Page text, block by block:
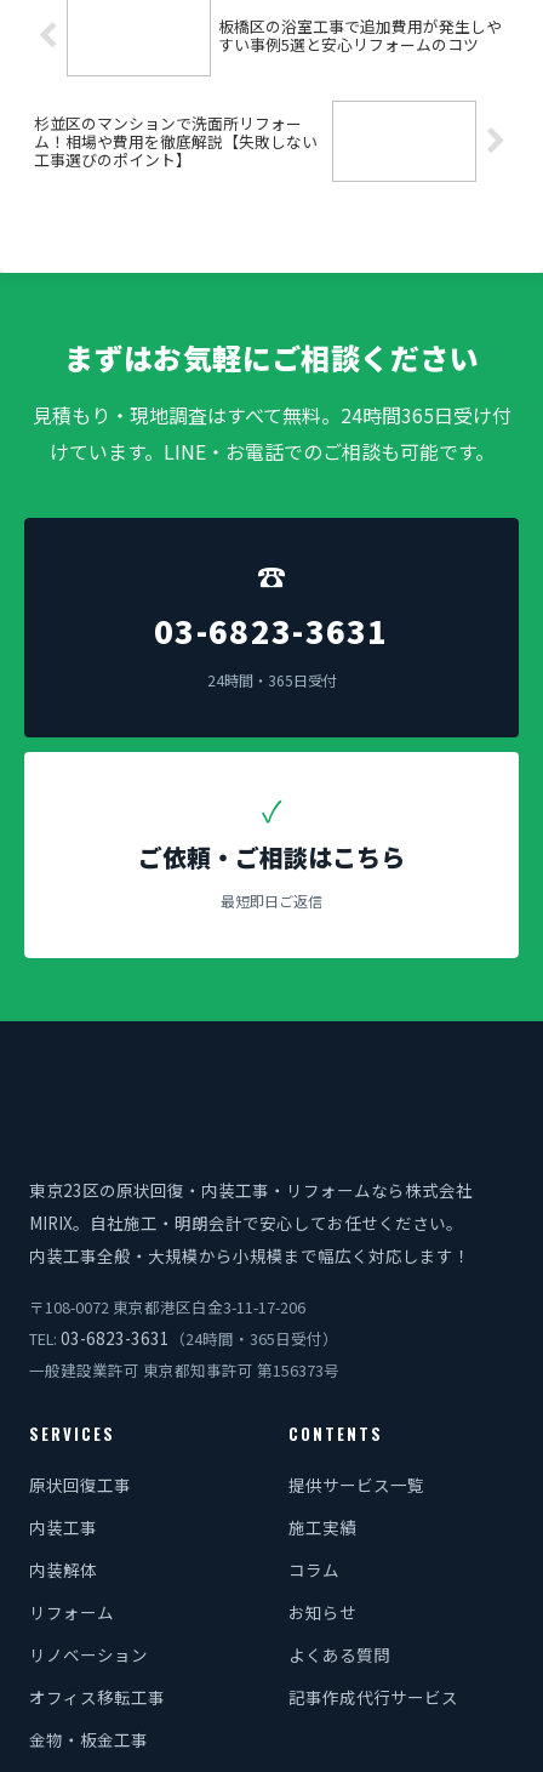
板橋区の浴室工事で追加費用が発生しや
すい事例5選と安心リフォームのコツ
杉並区のマンションで洗面所リフォー
ム！相場や費用を徹底解説【失敗しない
工事選びのポイント】
まずはお気軽にご相談ください
見積もり・現地調査はすべて無料。24時間365日受け付
けています。LINE・お電話でのご相談も可能です。
☎
03-6823-3631
24時間・365日受付
✓
ご依頼・ご相談はこちら
最短即日ご返信
東京23区の原状回復・内装工事・リフォームなら株式会社
MIRIX。自社施工・明朗会計で安心してお任せください。
内装工事全般・大規模から小規模まで幅広く対応します！
〒108-0072 東京都港区白金3-11-17-206
TEL: 03-6823-3631 （24時間・365日受付）
一般建設業許可 東京都知事許可 第156373号
SERVICES
原状回復工事
内装工事
内装解体
リフォーム
リノベーション
オフィス移転工事
金物・板金工事
CONTENTS
提供サービス一覧
施工実績
コラム
お知らせ
よくある質問
記事作成代行サービス